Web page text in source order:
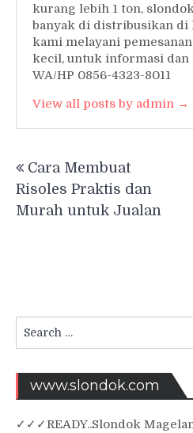
kurang lebih 1 ton,
banyak di distribusikan di
kami melayani
kecil, untuk informasi dan
WA/HP 0856-4323-8011
View all posts by admin →
navigation
Cara Membuat
Risoles Praktis dan
Murah untuk Jualan
Search
for:
www.slondok.com
✓ ✓✓READY..Slondok